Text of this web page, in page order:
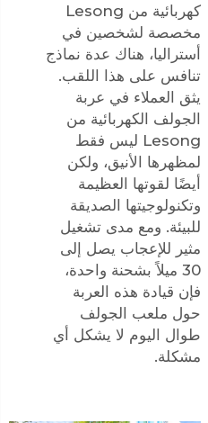
كهربائية من Lesong
مخصصة لشخصين في
أستراليا، هناك عدة نماذج
تنافس على هذا اللقب.
يثق العملاء في عربة
الجولف الكهربائية من
Lesong ليس فقط
لمظهرها الأنيق، ولكن
أيضًا لقوتها العظيمة
وتكنولوجيتها الصديقة
للبيئة. ومع مدى تشغيل
مثير للإعجاب يصل إلى
30 ميلاً بشحنة واحدة،
فإن قيادة هذه العربة
حول ملعب الجولف
طوال اليوم لا يشكل أي
مشكلة.